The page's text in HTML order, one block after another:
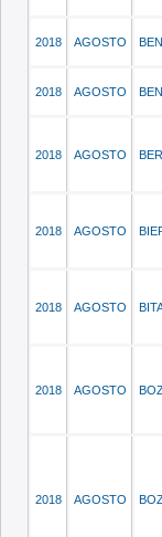
2018 AGOSTO
2018 AGOSTO
2018 AGOSTO
2018 AGOSTO
2018 AGOSTO
2018 AGOSTO
2018 AGOSTO